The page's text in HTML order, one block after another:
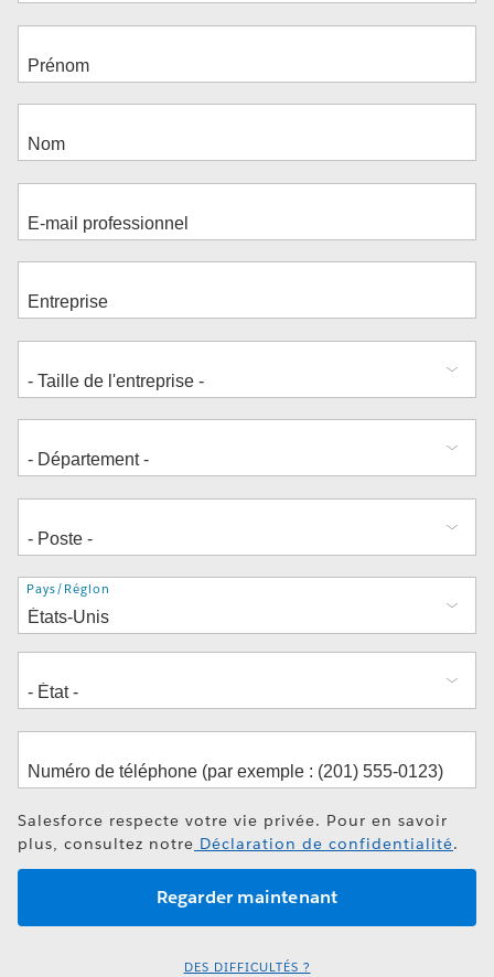
Adresse
Pays/Région
Salesforce respecte votre vie privée. Pour en savoir
plus, consultez notre Déclaration de confidentialité.
DES DIFFICULTÉS ?